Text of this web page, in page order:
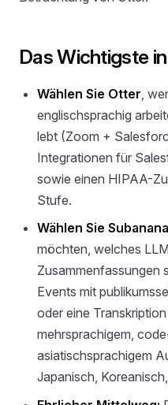
Das Wichtigste
Wählen Sie Otter ,
englischsprachig
lebt (Zoom +
Integrationen für
sowie einen HIPAA-
Stufe.
Wählen Sie Subanana
möchten, welches
Zusammenfassungen
Events mit
oder eine
mehrsprachigem,
asiatischsprachigem
Japanisch,